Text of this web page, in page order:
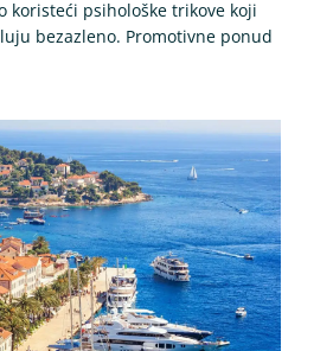
koristeći psihološke trikove koji
bezazleno. Promotivne ponud